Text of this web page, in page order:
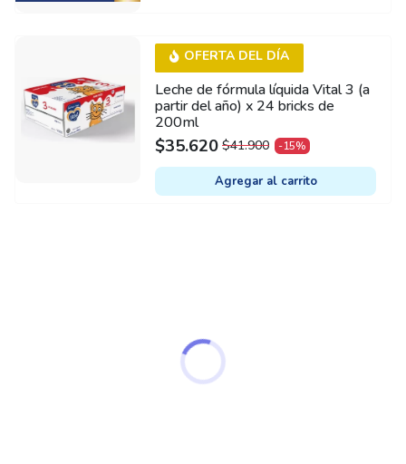
Leche de fórmula líquida Vital 3 (a
partir del año) x 24 bricks de
200ml
OFERTA DEL DÍA
$41.900
ORIGINAL
PRICE
WAS:
$35.620
CURRENT
PRICE
IS:
-15%
Agregar al carrito